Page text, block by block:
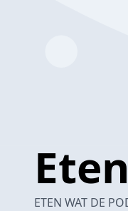
ETEN WAT DE